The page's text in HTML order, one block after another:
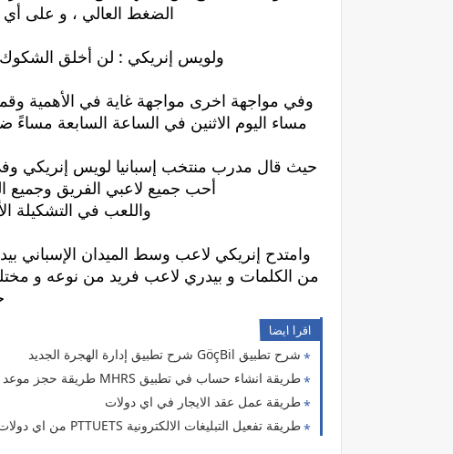
الضغط العالي ، و على أي
ولويس إنريكي : لن أخلق
وفي مواجهة اخرى مواجهة غاية في الأهمية
مساء اليوم الاثنين في الساعة السابعة مساءً
حيث قال مدرب منتخب إسبانيا لويس إنريكي
أحب جميع لاعبي الفريق وجميع
واللعب في التشكيلة
وامتدح إنريكي لاعب وسط الميدان الإسباني
من الكلمات و بيدري لاعب فريد من نوعه و
اقرا ايضا
شرح تطبيق GöçBil شرح تطبيق إدارة الهجرة الجديد
طريقة انشاء حساب في تطبيق MHRS طريقة حجز موعد في المشافي التركية
طريقة عمل عقد الايجار في اي دولات
طريقة تفعيل التبليغات الالكترونية PTTUETS من اي دولات